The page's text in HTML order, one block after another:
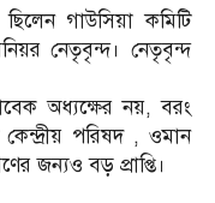
গাউসিয়া কমিটি
নেতৃবৃন্দ। নেতৃবৃন্দ
অধ্যক্ষের নয়, বরং
পরিষদ , ওমান
জন্যও বড় প্রাপ্তি।